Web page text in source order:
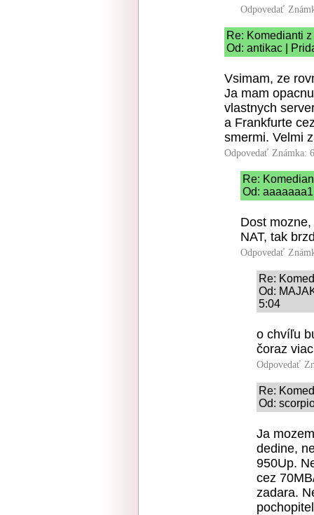
Odpovedať
Re: Komedianti
Od: antikac |
Vsimam, ze
Ja mam
vlastnych
a Frankfurte
smermi. Velmi
Odpovedať Známka:
Re:
Od:
Dost
NAT, tak
Odpovedať
Re:
Od:
5:04
o chvíľu
čoraz
Odpovedať
Re:
Od:
Ja
dedine,
950Up.
cez
zadara.